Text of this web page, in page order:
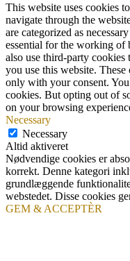
This website uses cookies
navigate through the
are categorized as
essential for the working of
also use third-party cookies
you use this website.
only with your consent.
cookies. But opting out of
on your browsing
Necessary
Necessary
Altid aktiveret
Nødvendige cookies er
korrekt. Denne kategori
grundlæggende
webstedet. Disse cookies
GEM & ACCEPTÈR